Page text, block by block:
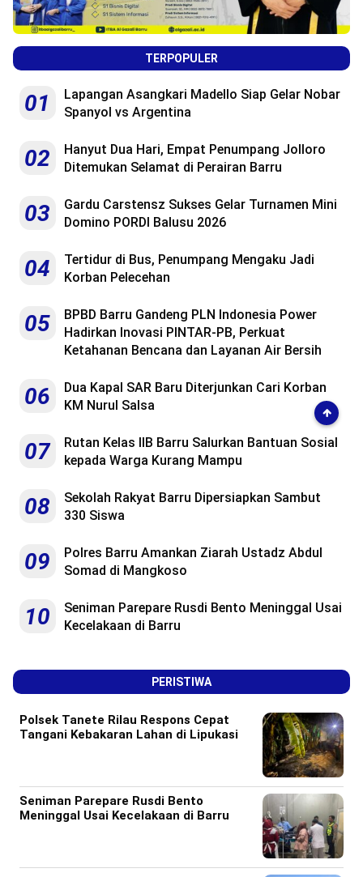
TERPOPULER
01
Lapangan Asangkari Madello Siap Gelar Nobar
Spanyol vs Argentina
02
Hanyut Dua Hari, Empat Penumpang Jolloro
Ditemukan Selamat di Perairan Barru
03
Gardu Carstensz Sukses Gelar Turnamen Mini
Domino PORDI Balusu 2026
04
Tertidur di Bus, Penumpang Mengaku Jadi
Korban Pelecehan
05
BPBD Barru Gandeng PLN Indonesia Power
Hadirkan Inovasi PINTAR-PB, Perkuat
Ketahanan Bencana dan Layanan Air Bersih
06
Dua Kapal SAR Baru Diterjunkan Cari Korban
KM Nurul Salsa
07
Rutan Kelas IIB Barru Salurkan Bantuan Sosial
kepada Warga Kurang Mampu
08
Sekolah Rakyat Barru Dipersiapkan Sambut
330 Siswa
09
Polres Barru Amankan Ziarah Ustadz Abdul
Somad di Mangkoso
10
Seniman Parepare Rusdi Bento Meninggal Usai
Kecelakaan di Barru
PERISTIWA
Polsek Tanete Rilau Respons Cepat
Tangani Kebakaran Lahan di Lipukasi
Seniman Parepare Rusdi Bento
Meninggal Usai Kecelakaan di Barru